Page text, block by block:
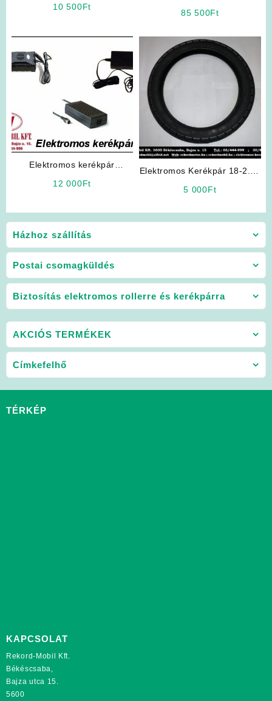
Házhoz szállítás
Postai csomagküldés
Biztosítás elektromos rollerre és kerékpárra
10 500Ft
85 500Ft
Elektromos kerékpár
12 000Ft
Elektromos Kerékpár 18-2.50
5 000Ft
AKCIÓS TERMÉKEK
Címkefelhő
TÉRKÉP
KAPCSOLAT
Rekord-Mobil Kft.
Békéscsaba,
Bajza utca 15.
5600